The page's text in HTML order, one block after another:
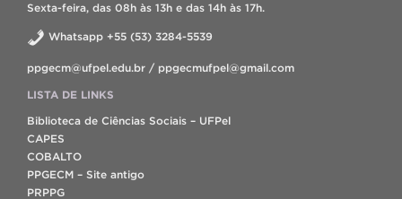
Sexta-feira, das 08h às 13h e das 14h às 17h.
Whatsapp +55 (53) 3284-5539
ppgecm@ufpel.edu.br / ppgecmufpel@gmail.com
LISTA DE LINKS
Biblioteca de Ciências Sociais – UFPel
CAPES
COBALTO
PPGECM – Site antigo
PRPPG